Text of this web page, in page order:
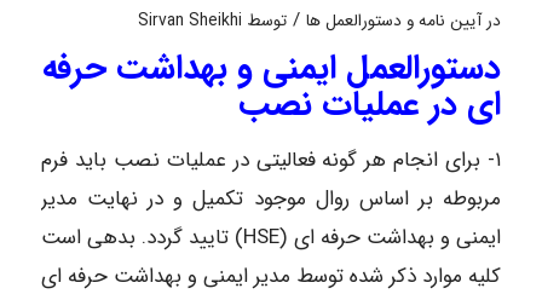
درآیین نامه و دستورالعمل ها / توسط Sirvan Sheikhi
دستورالعمل ایمنی و بهداشت حرفه
ای در عملیات نصب
۱- برای انجام هر گونه فعالیتی در عملیات نصب باید فرم
مربوطه بر اساس روال موجود تکمیل و در نهایت مدیر
ایمنی و بهداشت حرفه ای (HSE) تایید گردد. بدهی است
کلیه موارد ذکر شده توسط مدیر ایمنی و بهداشت حرفه ای